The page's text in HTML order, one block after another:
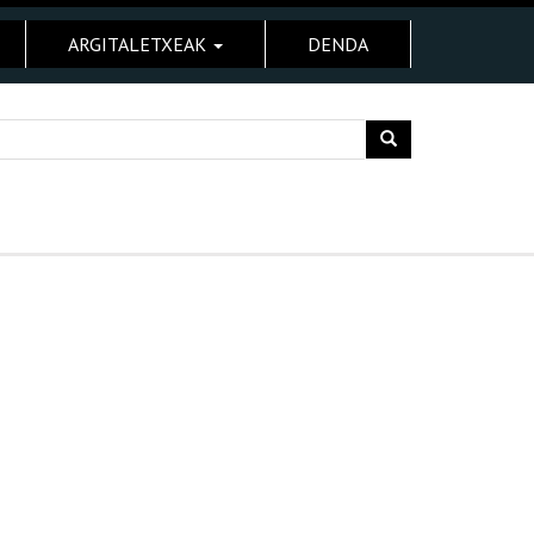
ARGITALETXEAK DENDA